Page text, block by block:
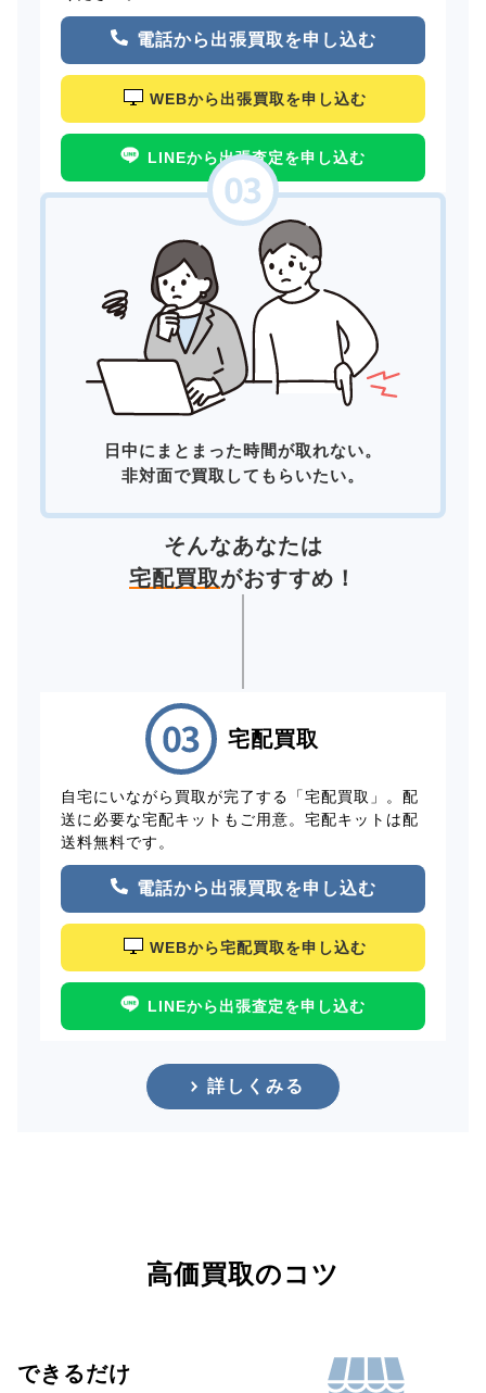
電話から出張買取を申し込む
WEBから出張買取を申し込む
LINEから出張査定を申し込む
日中にまとまった時間が取れない。
非対面で買取してもらいたい。
そんなあなたは
宅配買取がおすすめ！
宅配買取
自宅にいながら買取が完了する「宅配買取」。配
送に必要な宅配キットもご用意。宅配キットは配
送料無料です。
電話から出張買取を申し込む
WEBから宅配買取を申し込む
LINEから出張査定を申し込む
詳しくみる
高価買取のコツ
できるだけ